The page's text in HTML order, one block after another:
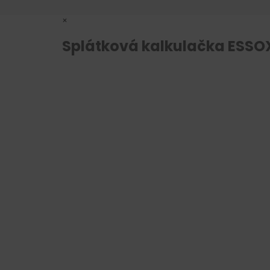
×
Splátková kalkulačka